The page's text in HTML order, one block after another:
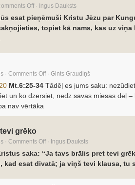
Off · Ingus Dauksts
esat pieņēmuši Kristu Jēzu par
topiet kā nams, kas uz viņa
· Comments Off · Gints Graudiņš
Mt.6:25-34Tādēļ es jums saku:
un ko dzersiet, nedz savas miesas dēļ –
nav vērtāka
grēko
· Comments Off · Ingus Dauksts
saka: “Ja tavs brālis pret tevi
kad esat divatā; ja viņš tevi klausa, tu